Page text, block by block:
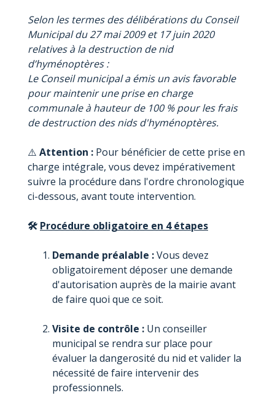
Selon les termes des délibérations du Conseil
Municipal du 27 mai 2009 et 17 juin 2020
relatives à la destruction de nid
d’hyménoptères :
Le Conseil municipal a émis un avis favorable
pour maintenir une prise en charge
communale à hauteur de 100 % pour les frais
de destruction des nids d'hyménoptères.
⚠️ Attention : Pour bénéficier de cette prise en
charge intégrale, vous devez impérativement
suivre la procédure dans l'ordre chronologique
ci-dessous, avant toute intervention.
🛠️ Procédure obligatoire en 4 étapes
Demande préalable :Vous devez
obligatoirement déposer une demande
d'autorisation auprès de la mairie avant
de faire quoi que ce soit.
Visite de contrôle : Un conseiller
municipal se rendra sur place pour
évaluer la dangerosité du nid et valider la
nécessité de faire intervenir des
professionnels.